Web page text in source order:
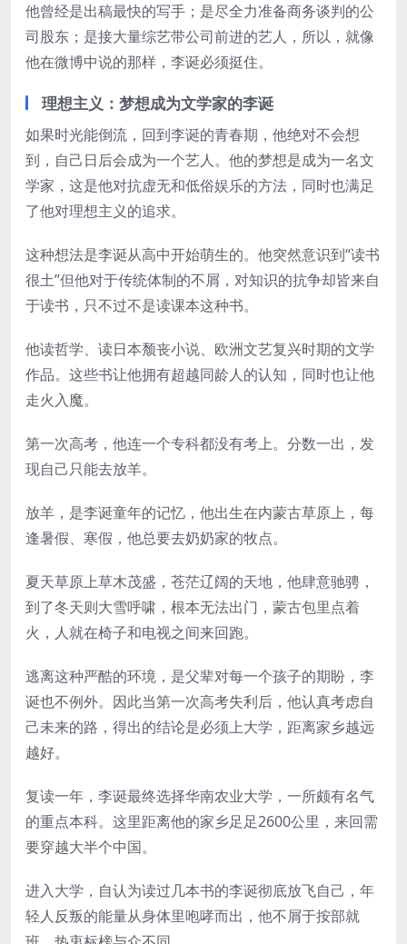
他曾经是出稿最快的写手；是尽全力准备商务谈判的公
司股东；是接大量综艺带公司前进的艺人，所以，就像
他在微博中说的那样，李诞必须挺住。
理想主义：梦想成为文学家的李诞
如果时光能倒流，回到李诞的青春期，他绝对不会想
到，自己日后会成为一个艺人。他的梦想是成为一名文
学家，这是他对抗虚无和低俗娱乐的方法，同时也满足
了他对理想主义的追求。
这种想法是李诞从高中开始萌生的。他突然意识到“读书
很土”但他对于传统体制的不屑，对知识的抗争却皆来自
于读书，只不过不是读课本这种书。
他读哲学、读日本颓丧小说、欧洲文艺复兴时期的文学
作品。这些书让他拥有超越同龄人的认知，同时也让他
走火入魔。
第一次高考，他连一个专科都没有考上。分数一出，发
现自己只能去放羊。
放羊，是李诞童年的记忆，他出生在内蒙古草原上，每
逢暑假、寒假，他总要去奶奶家的牧点。
夏天草原上草木茂盛，苍茫辽阔的天地，他肆意驰骋，
到了冬天则大雪呼啸，根本无法出门，蒙古包里点着
火，人就在椅子和电视之间来回跑。
逃离这种严酷的环境，是父辈对每一个孩子的期盼，李
诞也不例外。因此当第一次高考失利后，他认真考虑自
己未来的路，得出的结论是必须上大学，距离家乡越远
越好。
复读一年，李诞最终选择华南农业大学，一所颇有名气
的重点本科。这里距离他的家乡足足2600公里，来回需
要穿越大半个中国。
进入大学，自认为读过几本书的李诞彻底放飞自己，年
轻人反叛的能量从身体里咆哮而出，他不屑于按部就